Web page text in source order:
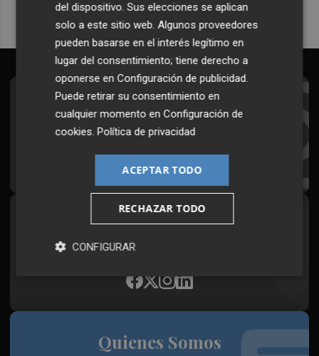
Suscríbete al Boletín
Todos los días a primera hora en tu email
Síguenos en redes
Plaza Podcast, desde cualquier medio
Quienes Somos
del dispositivo. Sus elecciones se aplican
solo a este sitio web. Algunos proveedores
pueden basarse en el interés legítimo en
lugar del consentimiento; tiene derecho a
oponerse enConfiguración de publicidad.
Puede retirar su consentimiento en
cualquier momento enConfiguración de
cookies.Política de privacidad
ACEPTAR TODO
RECHAZAR TODO
CONFIGURAR